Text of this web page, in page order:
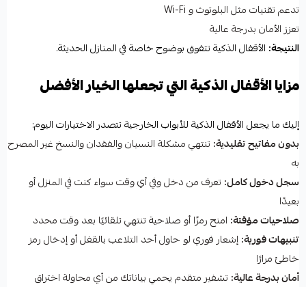
تدعم تقنيات مثل البلوتوث و Wi-Fi
تعزز الأمان بدرجة عالية
النتيجة: الأقفال الذكية تتفوق بوضوح خاصة في المنازل الحديثة.
مزايا الأقفال الذكية التي تجعلها الخيار الأفضل
إليك ما يجعل الأقفال الذكية للأبواب الخارجية تتصدر الاختيارات اليوم:
بدون مفاتيح تقليدية:تنتهي مشكلة النسيان والفقدان والنسخ غير المصرح
به
سجل دخول كامل:تعرف من دخل وفي أي وقت سواء كنت في المنزل أو
بعيدًا
صلاحيات مؤقتة: امنح رمزًا أو صلاحية تنتهي تلقائيًا بعد وقت محدد
تنبيهات فورية:إشعار فوري لو حاول أحد التلاعب بالقفل أو إدخال رمز
خاطئ مرارًا
أمان بدرجة عالية:تشفير متقدم يحمي بياناتك من أي محاولة اختراق